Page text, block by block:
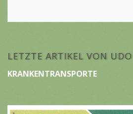
LETZTE ARTIKEL VON
KRANKENTRANSPORTE